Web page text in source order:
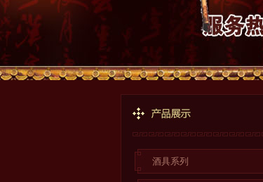
酒具系列